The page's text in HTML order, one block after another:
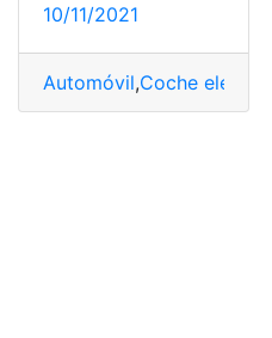
10/11/2021
Automóvil,Coche eléctrico